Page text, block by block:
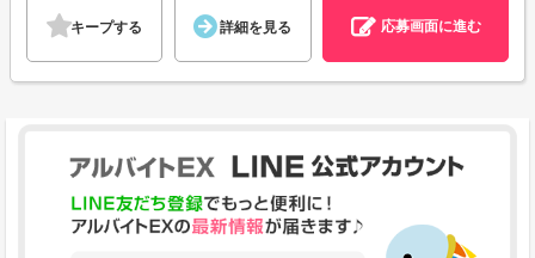
キープする 詳細を見る 応募画面に進む